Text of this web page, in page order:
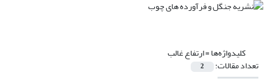
کلیدواژه‌ها =ارتفاع غالب
تعداد مقالات: 2